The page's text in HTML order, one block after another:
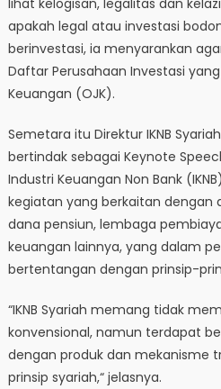
apakah legal atau investasi
berinvestasi, ia menyarankan
Daftar Perusahaan Investasi
Keuangan (OJK).
Semetara itu Direktur IKNB
bertindak sebagai Keynote
Industri Keuangan Non Bank
kegiatan yang berkaitan dengan
dana pensiun, lembaga
keuangan lainnya, yang dalam
bertentangan dengan prinsip-
“IKNB Syariah memang tidak
konvensional, namun terdapat
dengan produk dan mekanisme
prinsip syariah,“ jelasnya.